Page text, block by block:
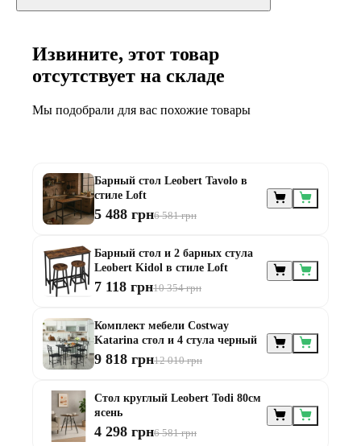
-17% -21%
Извините, этот товар
отсутствует на складе
Мы подобрали для вас похожие товары
Барный стол Leobert Tavolo в
стиле Loft
5 488 грн6 581 грн
Барный стол и 2 барных стула
Leobert Kidol в стиле Loft
7 118 грн10 354 грн
Комплект мебели Costway
Katarina стол и 4 стула черный
9 818 грн12 010 грн
Стол круглый Leobert Todi 80см
ясень
4 298 грн6 581 грн